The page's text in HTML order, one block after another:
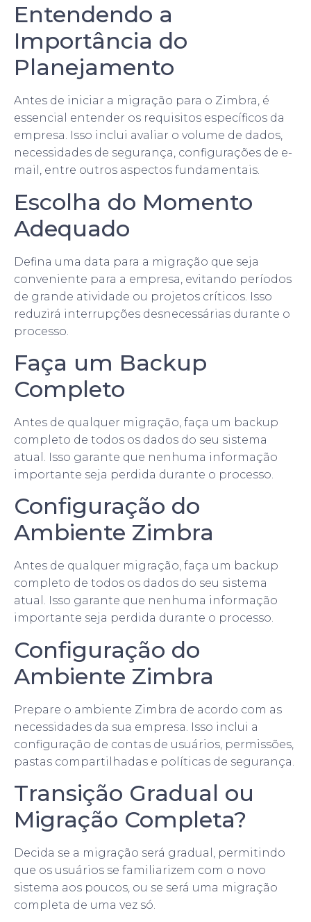
Entendendo a
Importância do
Planejamento
Antes de iniciar a migração para o Zimbra, é
essencial entender os requisitos específicos da
empresa. Isso inclui avaliar o volume de dados,
necessidades de segurança, configurações de e-
mail, entre outros aspectos fundamentais.
Escolha do Momento
Adequado
Defina uma data para a migração que seja
conveniente para a empresa, evitando períodos
de grande atividade ou projetos críticos. Isso
reduzirá interrupções desnecessárias durante o
processo.
Faça um Backup
Completo
Antes de qualquer migração, faça um backup
completo de todos os dados do seu sistema
atual. Isso garante que nenhuma informação
importante seja perdida durante o processo.
Configuração do
Ambiente Zimbra
Antes de qualquer migração, faça um backup
completo de todos os dados do seu sistema
atual. Isso garante que nenhuma informação
importante seja perdida durante o processo.
Configuração do
Ambiente Zimbra
Prepare o ambiente Zimbra de acordo com as
necessidades da sua empresa. Isso inclui a
configuração de contas de usuários, permissões,
pastas compartilhadas e políticas de segurança.
Transição Gradual ou
Migração Completa?
Decida se a migração será gradual, permitindo
que os usuários se familiarizem com o novo
sistema aos poucos, ou se será uma migração
completa de uma vez só.